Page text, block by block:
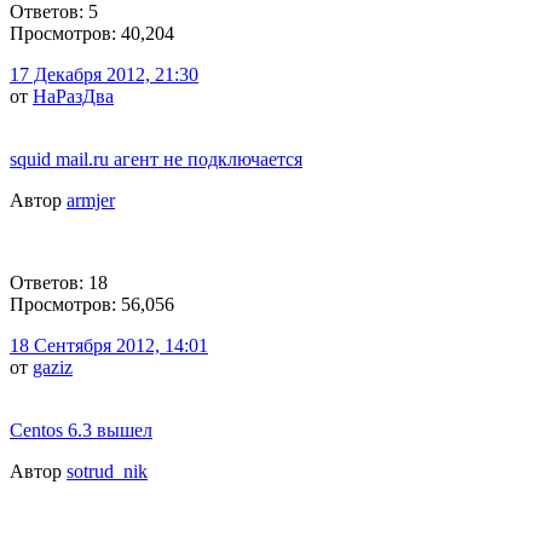
Ответов: 5
Просмотров: 40,204
17 Декабря 2012, 21:30
от НаРазДва
squid mail.ru агент не подключается
Автор armjer
Ответов: 18
Просмотров: 56,056
18 Сентября 2012, 14:01
от gaziz
Centos 6.3 вышел
Автор sotrud_nik